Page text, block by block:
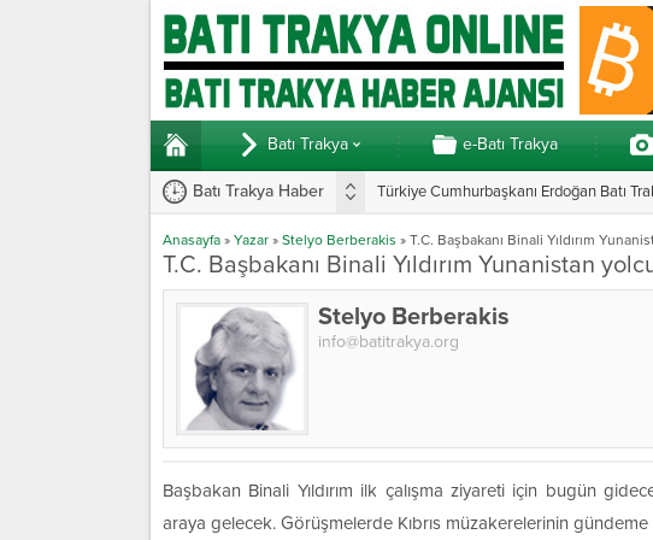
Batı Trakya e-Batı Trakya
Batı Trakya Haber Türkiye Cumhurbaşkanı Erdoğan Batı
Anasayfa » Yazar » Stelyo Berberakis » T.C. Başbakanı Binali Yıldırım
T.C. Başbakanı Binali Yıldırım Yunanistan
Stelyo Berberakis
info@batitrakya.org
Başbakan Binali Yıldırım ilk çalışma ziyareti için bugün
araya gelecek. Görüşmelerde Kıbrıs müzakerelerinin